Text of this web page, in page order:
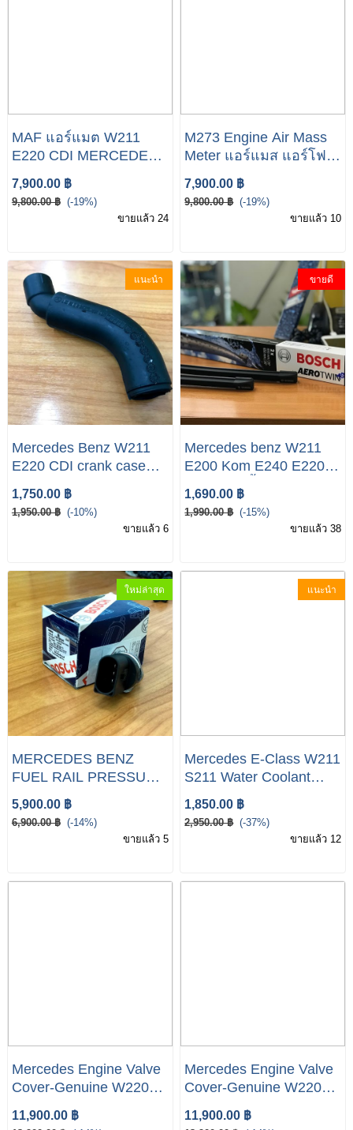
MAF แอร์แมต W211
E220 CDI MERCEDES
E220 CDI ORIGINAL
7,900.00 ฿
9,800.00 ฿ (-19%)
ขายแล้ว 24
M273 Engine Air Mass
Meter แอร์แมส แอร์โฟล์
Flow Benz W221 W212
W211 W207
7,900.00 ฿
9,800.00 ฿ (-19%)
ขายแล้ว 10
แนะนำ
Mercedes Benz W211
E220 CDI crank case
breather pipe
1,750.00 ฿
1,950.00 ฿ (-10%)
ขายแล้ว 6
ขายดี
Mercedes benz W211
E200 Kom E240 E220
CDI ใบปัดน้ำฝน
1,690.00 ฿
1,990.00 ฿ (-15%)
ขายแล้ว 38
ใหม่ล่าสุด
MERCEDES BENZ
FUEL RAIL PRESSURE
SENSOR W211 W203
CDI
5,900.00 ฿
6,900.00 ฿ (-14%)
ขายแล้ว 5
แนะนำ
Mercedes E-Class W211
S211 Water Coolant
Hose Pipe Radiator
A2118320294
1,850.00 ฿
2,950.00 ฿ (-37%)
ขายแล้ว 12
Mercedes Engine Valve
Cover-Genuine W220
)
11,900.00 ฿
Mercedes Engine Valve
Cover-Genuine W220
) #0503
11,900.00 ฿